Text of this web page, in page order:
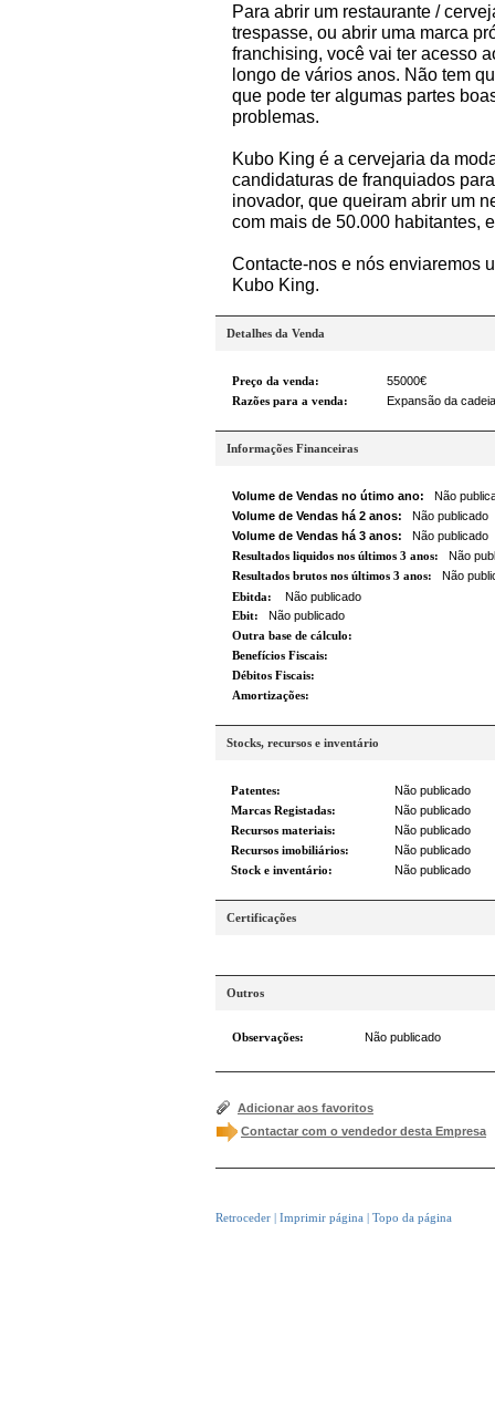
Para abrir um restaurante /
trespasse, ou abrir uma marca
franchising, você vai ter acesso
longo de vários anos. Não tem
que pode ter algumas partes
problemas.
Kubo King é a cervejaria da
candidaturas de franquiados
inovador, que queiram abrir um
com mais de 50.000 habitantes,
Contacte-nos e nós enviaremos
Kubo King.
Detalhes da Venda
Preço da venda:
55000€
Razões para a venda:
Expansão da
Informações Financeiras
Volume de Vendas no útimo ano: Não
Volume de Vendas há 2 anos: Não publicado
Volume de Vendas há 3 anos: Não publicado
Resultados liquidos nos últimos 3 anos: Não
Resultados brutos nos últimos 3 anos:
Não
Ebitda:
Não publicado
Ebit:
Não publicado
Outra base de cálculo:
Benefícios Fiscais:
Débitos Fiscais:
Amortizações:
Stocks, recursos e inventário
Patentes:
Não publicado
Marcas Registadas:
Não publicado
Recursos materiais:
Não publicado
Recursos imobiliários:
Não publicado
Stock e inventário:
Não publicado
Certificações
Outros
Observações: Não publicado
Adicionar aos favoritos
Contactar com o vendedor desta Empresa
Retroceder | Imprimir página | Topo da página